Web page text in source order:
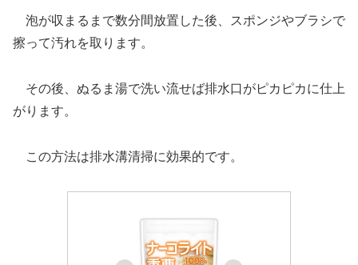
泡が収まるまで数分間放置した後、スポンジやブラシで
擦って汚れを取ります。
その後、ぬるま湯で洗い流せば排水口がピカピカに仕上
がります。
この方法は排水溝清掃に効果的です。